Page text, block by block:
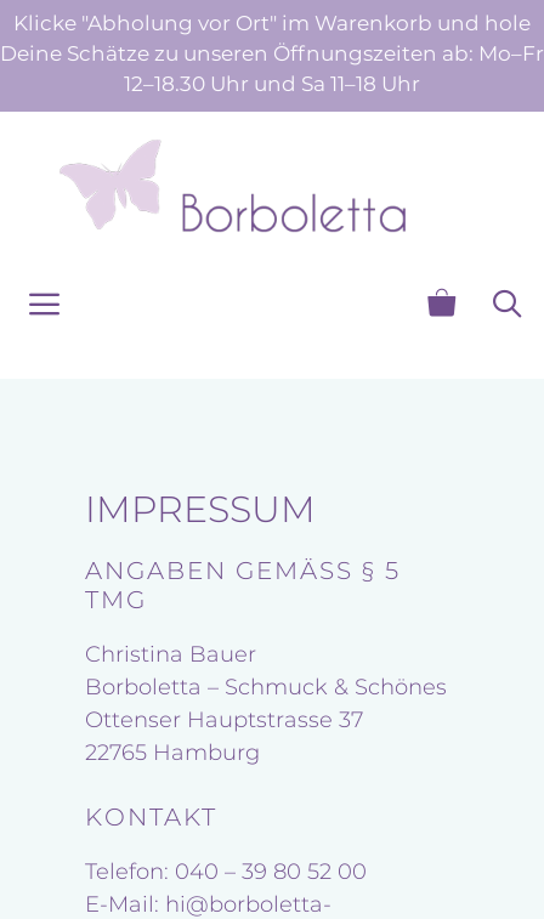
Klicke "Abholung vor Ort" im Warenkorb und hole
Deine Schätze zu unseren Öffnungszeiten ab: Mo–Fr
12–18.30 Uhr und Sa 11–18 Uhr
Zum
Inhalt
IMPRESSUM
ANGABEN GEMÄSS § 5 T
MG
Christina Bauer
Borboletta – Schmuck & Schönes
Ottenser Hauptstrasse 37
22765 Hamburg
KONTAKT
Telefon: 040 – 39 80 52 00
E-Mail: hi@borboletta-